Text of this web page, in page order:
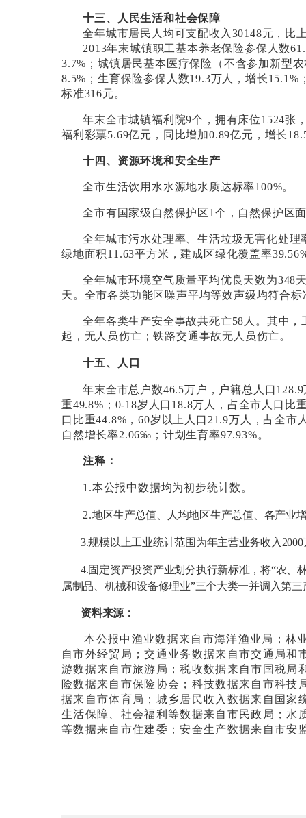
十三、人民生活和社会保障
全年城市居民人均可支配收入 30148元，比
2013年末城镇职工基本养老保险参保人数
3.7% ；城镇居民基本医疗保险（不含参加新型
8.5% ；生育保险参保人数19.3万人，增长15.1%
标准316元。
年末全市城镇福利院9个，拥有床位1524张
福利彩票5.69亿元，同比增加0.89亿元，增长
十四、资源环境和安全生产
全市生活饮用水水源地水质达标率100%。
全市有国家级自然保护区1 个，自然保护区
全年城市污水处理率、生活垃圾无害化处
绿地面积11.63平方米，建成区绿化覆盖率
全年城市环境空气质量平均优良天数为348
天。全市各类功能区噪声平均等效声级均符合标
全年各类生产安全事故共死亡58 人。其中
起，无人员伤亡；铁路交通事故无人员伤亡。
十五、人口
年末全市总户数46.5万户，户籍总人口128.9
重49.8% ； 0-18岁人口 18.8万人，占全市人口比
口比重44.8% ，60岁以上人口 21.9万人，占全市
自然增长率2.06‰；计划生育率97.93%。
注释：
1.本公报中数据均为初步统计数。
2.地区生产总值、人均地区生产总值、各产业
3.规模以上工业统计范围为年主营业务收入 2000
4.固定资产投资产业划分执行新标准，将“农、
属制品、机械和设备修理业”三个大类一并调入第三
资料来源：
本公报中渔业数据来自市海洋渔业局；林
自市外经贸局；交通业务数据来自市交通局
游数据来自市旅游局；税收数据来自市国税局
险数据来自市保险协会；科技数据来自市科
据来自市体育局；城乡居民收入数据来自国家
生活保障、社会福利等数据来自市民政局；水
等数据来自市住建委；安全生产数据来自市安